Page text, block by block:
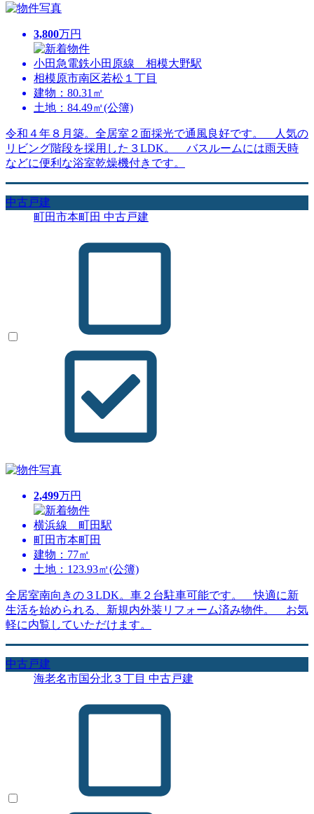
3,800万円
小田急電鉄小田原線 相模大野駅
相模原市南区若松１丁目
建物：80.31㎡
土地：84.49㎡(公簿)
令和４年８月築。全居室２面採光で通風良好です。 人気の
リビング階段を採用した３LDK。 バスルームには雨天時
などに便利な浴室乾燥機付きです。
中古戸建
町田市本町田 中古戸建
2,499万円
横浜線 町田駅
町田市本町田
建物：77㎡
土地：123.93㎡(公簿)
全居室南向きの３LDK。車２台駐車可能です。 快適に新
生活を始められる、新規内外装リフォーム済み物件。 お気
軽に内覧していただけます。
中古戸建
海老名市国分北３丁目 中古戸建